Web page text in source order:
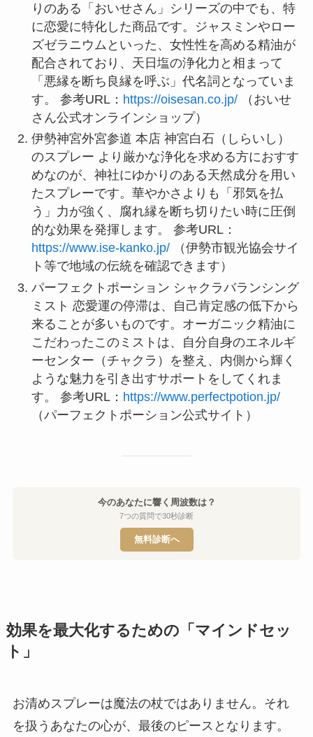
りのある「おいせさん」シリーズの中でも、特
に恋愛に特化した商品です。ジャスミンやロー
ズゼラニウムといった、女性性を高める精油が
配合されており、天日塩の浄化力と相まって
「悪縁を断ち良縁を呼ぶ」代名詞となっていま
す。 参考URL： https://oisesan.co.jp/（おいせ
さん公式オンラインショップ）
伊勢神宮外宮参道 本店 神宮白石（しらいし）
のスプレー より厳かな浄化を求める方におすす
めなのが、神社にゆかりのある天然成分を用い
たスプレーです。華やかさよりも「邪気を払
う」力が強く、腐れ縁を断ち切りたい時に圧倒
的な効果を発揮します。 参考URL：
https://www.ise-kanko.jp/（伊勢市観光協会サイ
ト等で地域の伝統を確認できます）
パーフェクトポーション シャクラバランシング
ミスト 恋愛運の停滞は、自己肯定感の低下から
来ることが多いものです。オーガニック精油に
こだわったこのミストは、自分自身のエネルギ
ーセンター（チャクラ）を整え、内側から輝く
ような魅力を引き出すサポートをしてくれま
す。 参考URL： https://www.perfectpotion.jp/
（パーフェクトポーション公式サイト）
今のあなたに響く周波数は？
7つの質問で30秒診断
無料診断へ
効果を最大化するための「マインドセッ
ト」
お清めスプレーは魔法の杖ではありません。それ
を扱うあなたの心が、最後のピースとなります。